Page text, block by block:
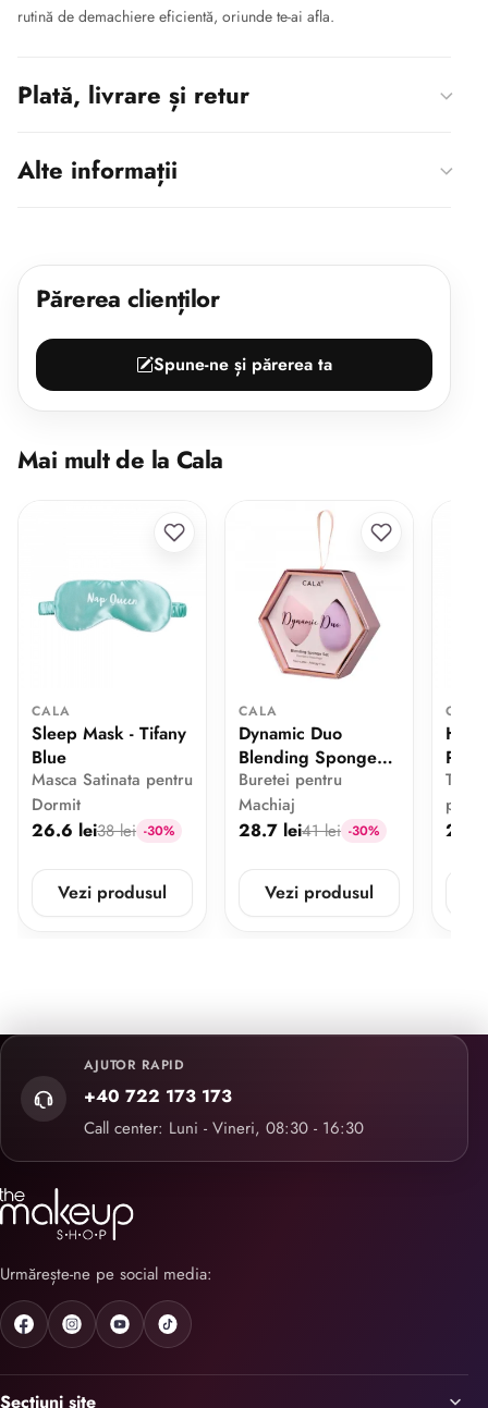
rutină de demachiere eficientă, oriunde te-ai afla.
Plată, livrare și retur
Alte informații
Părerea clienților
Spune-ne și părerea ta
Mai mult de la Cala
CALA
Sleep Mask - Tifany
Blue
Masca Satinata pentru
Dormit
26.6 lei38 lei -30%
Vezi produsul
CALA
Dynamic Duo
Blending Sponge
Set Pink / Lavender
Buretei pentru
Machiaj
28.7 lei41 lei -30%
Vezi produsul
CALA
Hair
Pink
AJUTOR RAPID
+40 722 173 173
Call center: Luni - Vineri, 08:30 - 16:30
Urmărește-ne pe social media:
Secțiuni site